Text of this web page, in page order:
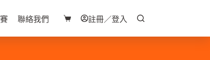
聯絡我們
購
物
註冊／登入